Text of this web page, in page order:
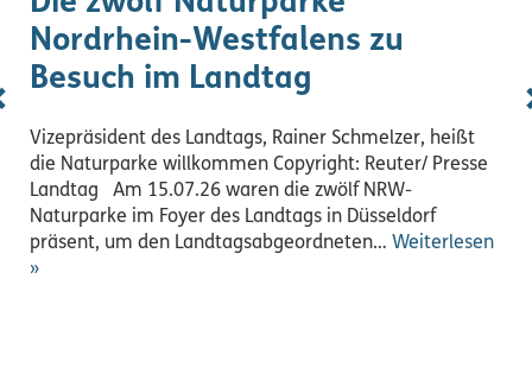
Nordrhein-Westfalens zu
Besuch im Landtag
Vizepräsident des Landtags, Rainer Schmelzer, heißt
die Naturparke willkommen Copyright: Reuter/ Presse
Landtag Am 15.07.26 waren die zwölf NRW-
Naturparke im Foyer des Landtags in Düsseldorf
präsent, um den Landtagsabgeordneten… Weiterlesen
»